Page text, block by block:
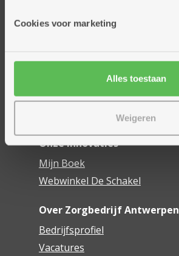
Cookies voor marketing
Alles toestaan
Weigeren
Thuisdiensten
Assistentiewoningen
Woonzorgcentra
Financieel comfort
Onze innovaties
Mijn Boek
Webwinkel De Schakel
Over Zorgbedrijf Antwerpen
Bedrijfsprofiel
Vacatures